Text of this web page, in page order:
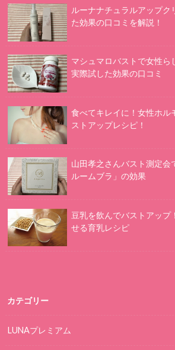
ルーナナチュラルアップク
た効果の口コミを解説！
マシュマロバストで女性ら
実際試した効果の口コミ
食べてキレイに！女性ホル
ストアップレシピ！
山田孝之さんバスト測定会
ルームブラ」の効果
豆乳を飲んでバストアップ
せる育乳レシピ
カテゴリー
LUNAプレミアム